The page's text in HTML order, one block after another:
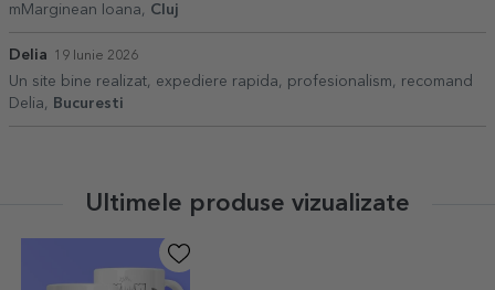
mMarginean Ioana, Cluj
Delia 19 Iunie 2026
Un site bine realizat, expediere rapida, profesionalism, recomand
Delia,
Bucuresti
Ultimele produse vizualizate